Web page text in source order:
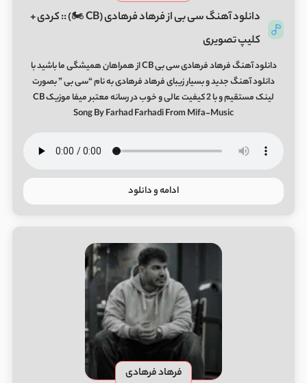
دانلود آهنگ سی بی از فرهاد فرهادی (CB 🏍) :: کردی +
کلیپ تصویری
دانلود آهنگ فرهاد فرهادی سی بی CB از همراهان همیشگی ما باشید با
دانلود آهنگ جدید و بسیار زیبای فرهاد فرهادی به نام “سی بی ” بصورت
لینک مستقیم و با 2 کیفیت عالی و خوب در رسانه معتبر میفا موزیک CB
Song By Farhad Farhadi From Mifa-Music
ادامه و دانلود
فرهاد فرهادی